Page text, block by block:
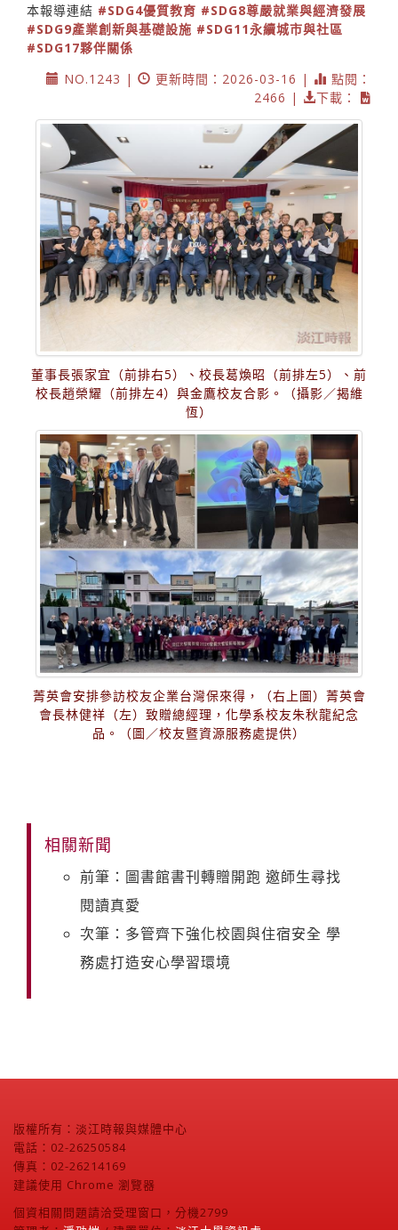
本報導連結 #SDG4優質教育 #SDG8尊嚴就業與經濟發展
#SDG9產業創新與基礎設施 #SDG11永續城市與社區
#SDG17夥伴關係
NO.1243 |
更新時間：2026-03-16 |
點閱：
2466 |
下載：
董事長張家宜（前排右5）、校長葛煥昭（前排左5）、前
校長趙榮耀（前排左4）與金鷹校友合影。（攝影／揭維
恆）
菁英會安排參訪校友企業台灣保來得，（右上圖）菁英會
會長林健祥（左）致贈總經理，化學系校友朱秋龍紀念
品。（圖／校友暨資源服務處提供）
相關新聞
前筆：圖書館書刊轉贈開跑 邀師生尋找
閱讀真愛
次筆：多管齊下強化校園與住宿安全 學
務處打造安心學習環境
版權所有：淡江時報與媒體中心
電話：02-26250584
傳真：02-26214169
建議使用 Chrome 瀏覽器
個資相關問題請洽受理窗口，分機2799